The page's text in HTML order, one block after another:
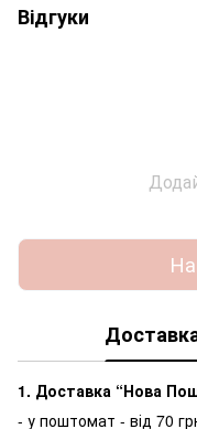
Відгуки
1. Доставка “Нова
- у поштомат - від 70